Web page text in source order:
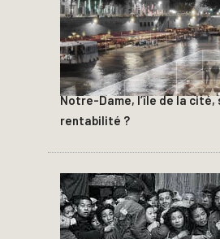
Notre-Dame, l’île de la cité,
rentabilité ?